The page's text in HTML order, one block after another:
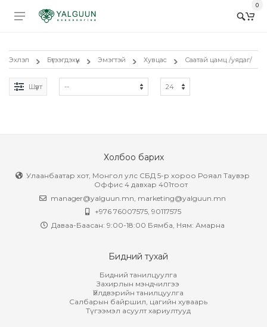
0
Эхлэл Бүтээгдэхүүн Эмэгтэй Хувцас Саатай цамц /уядаг/
Шүүлт
Холбоо барих
Улаанбаатар хот, Монгол улс СБД 5-р хороо Рояал Таувэр
Оффис 4 давхар 401тоот
manager@yalguun.mn marketing@yalguun.mn
+976 76007575, 90117575
Даваа-Баасан: 9:00-18:00 Бямба, Ням: Амарна
Бидний тухай
Бидний танилцуулга
Захирлын мэндчилгээ
Үйлдвэрийн танилцуулга
Салбарын байршил, цагийн хуваарь
Түгээмэл асуулт хариултууд